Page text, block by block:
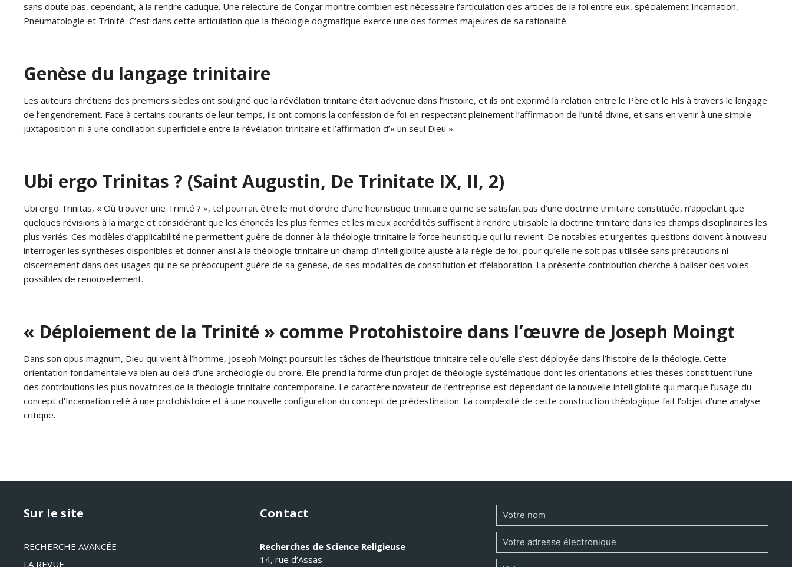
sans doute pas, cependant, à la rendre caduque. Une relecture de Congar montre combien est nécessaire l’articulation des articles de la foi entre eux, spécialement Incarnation,
Pneumatologie et Trinité. C’est dans cette articulation que la théologie dogmatique exerce une des formes majeures de sa rationalité.
Genèse du langage trinitaire
Les auteurs chrétiens des premiers siècles ont souligné que la révélation trinitaire était advenue dans l’histoire, et ils ont exprimé la relation entre le Père et le Fils à travers le langage
de l’engendrement. Face à certains courants de leur temps, ils ont compris la confession de foi en respectant pleinement l’affirmation de l’unité divine, et sans en venir à une simple
juxtaposition ni à une conciliation superficielle entre la révélation trinitaire et l’affirmation d’« un seul Dieu ».
Ubi ergo Trinitas ? (Saint Augustin, De Trinitate IX, II, 2)
Ubi ergo Trinitas, « Où trouver une Trinité ? », tel pourrait être le mot d’ordre d’une heuristique trinitaire qui ne se satisfait pas d’une doctrine trinitaire constituée, n’appelant que
quelques révisions à la marge et considérant que les énoncés les plus fermes et les mieux accrédités suffisent à rendre utilisable la doctrine trinitaire dans les champs disciplinaires les
plus variés. Ces modèles d’applicabilité ne permettent guère de donner à la théologie trinitaire la force heuristique qui lui revient. De notables et urgentes questions doivent à nouveau
interroger les synthèses disponibles et donner ainsi à la théologie trinitaire un champ d’intelligibilité ajusté à la règle de foi, pour qu’elle ne soit pas utilisée sans précautions ni
discernement dans des usages qui ne se préoccupent guère de sa genèse, de ses modalités de constitution et d’élaboration. La présente contribution cherche à baliser des voies
possibles de renouvellement.
« Déploiement de la Trinité » comme Protohistoire dans l’œuvre de Joseph Moingt
Dans son opus magnum, Dieu qui vient à l’homme, Joseph Moingt poursuit les tâches de l’heuristique trinitaire telle qu’elle s’est déployée dans l’histoire de la théologie. Cette
orientation fondamentale va bien au-delà d’une archéologie du croire. Elle prend la forme d’un projet de théologie systématique dont les orientations et les thèses constituent l’une
des contributions les plus novatrices de la théologie trinitaire contemporaine. Le caractère novateur de l’entreprise est dépendant de la nouvelle intelligibilité qui marque l’usage du
concept d’Incarnation relié à une protohistoire et à une nouvelle configuration du concept de prédestination. La complexité de cette construction théologique fait l’objet d’une analyse
critique.
Sur le site
RECHERCHE AVANCÉE
LA REVUE
Contact
Recherches de Science Religieuse
14, rue d’Assas